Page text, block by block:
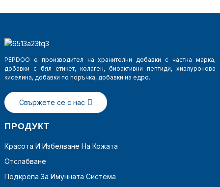
PEPDOO е производител на хранителни добавки с частна марка,
добавки с бял етикет, колаген, биоактивни пептиди, хиалуронова
киселина, добавки по поръчка, добавки на едро.
Свържете се с нас
ПРОДУКТ
Красота И Избелване На Кожата
Отслабване
Подкрепа За Имунната Система